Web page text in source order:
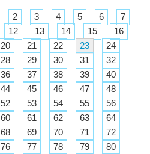
2 3 4 5 6
7
12 13 14 15
16
20 21 22 23
24
28 29 30 31
32
36 37 38 39
40
44 45 46 47
48
52 53 54 55
56
60 61 62 63
64
68 69 70 71
72
76 77 78 79 80